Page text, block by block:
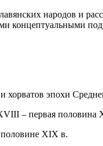
народов и
концептуальными
хорватов эпохи
– первая половина
XIX в.